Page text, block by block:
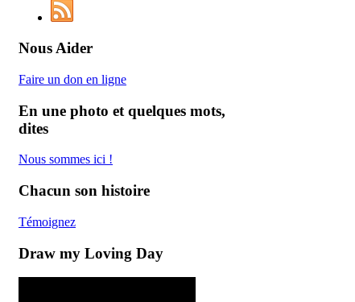
Nous Aider
Faire un don en ligne
En une photo et quelques mots,
dites
Nous sommes ici !
Chacun son histoire
Témoignez
Draw my Loving Day